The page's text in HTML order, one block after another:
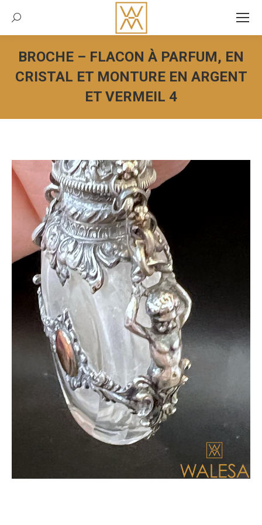
Recherche:
BROCHE – FLACON À PARFUM, EN
CRISTAL ET MONTURE EN ARGENT
ET VERMEIL 4
Vous êtes ici :